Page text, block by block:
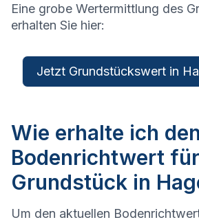
Eine grobe Wertermittlung des
erhalten Sie hier:
Jetzt Grundstückswert in
Wie erhalte ich den
Bodenrichtwert
Grundstück in
Um den aktuellen